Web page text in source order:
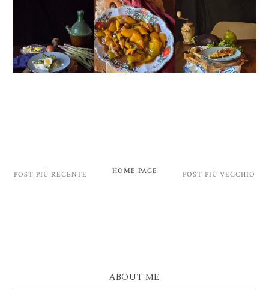
POST PIÙ RECENTE POST PIÙ VECCHIO
HOME PAGE
ABOUT ME